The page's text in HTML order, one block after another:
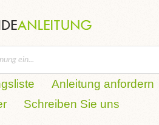
Anleitung anfordern
Schreiben Sie uns